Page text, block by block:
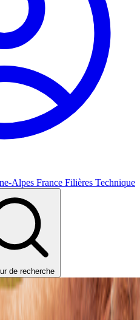
Alpes France Filières Technique
de recherche